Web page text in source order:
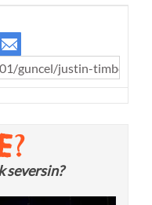
guncel/justin-
seversin?